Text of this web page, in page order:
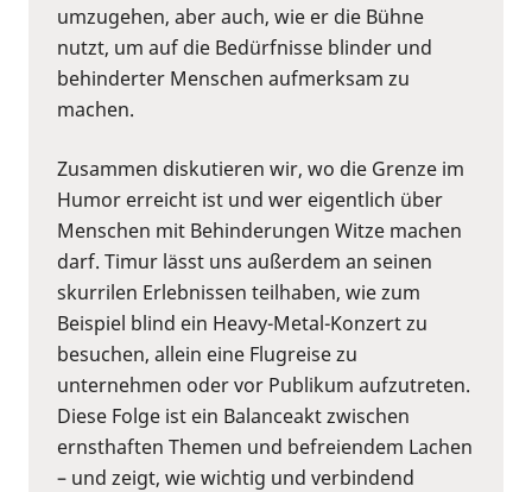
umzugehen, aber auch, wie er die Bühne
nutzt, um auf die Bedürfnisse blinder und
behinderter Menschen aufmerksam zu
machen.
Zusammen diskutieren wir, wo die Grenze im
Humor erreicht ist und wer eigentlich über
Menschen mit Behinderungen Witze machen
darf. Timur lässt uns außerdem an seinen
skurrilen Erlebnissen teilhaben, wie zum
Beispiel blind ein Heavy-Metal-Konzert zu
besuchen, allein eine Flugreise zu
unternehmen oder vor Publikum aufzutreten.
Diese Folge ist ein Balanceakt zwischen
ernsthaften Themen und befreiendem Lachen
– und zeigt, wie wichtig und verbindend